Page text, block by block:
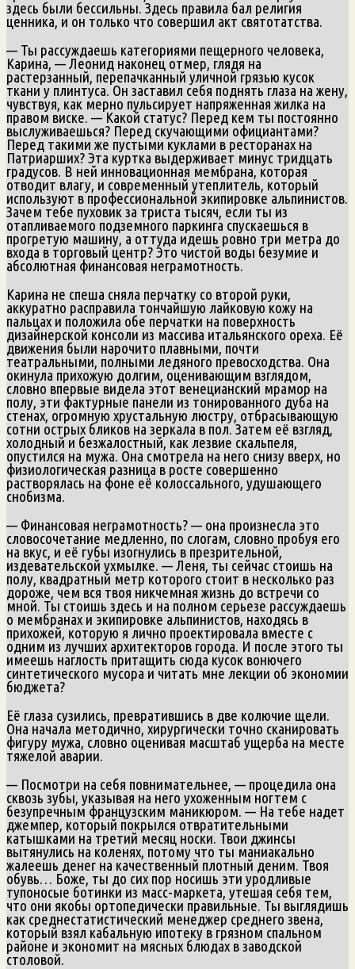
здесь были бессильны. Здесь правила бал религия
ценника, и он только что совершил акт святотатства.
— Ты рассуждаешь категориями пещерного человека,
Карина, — Леонид наконец отмер, глядя на
растерзанный, перепачканный уличной грязью кусок
ткани у плинтуса. Он заставил себя поднять глаза на жену,
чувствуя, как мерно пульсирует напряженная жилка на
правом виске. — Какой статус? Перед кем ты постоянно
выслуживаешься? Перед скучающими официантами?
Перед такими же пустыми куклами в ресторанах на
Патриарших? Эта куртка выдерживает минус тридцать
градусов. В ней инновационная мембрана, которая
отводит влагу, и современный утеплитель, который
используют в профессиональной экипировке альпинистов.
Зачем тебе пуховик за триста тысяч, если ты из
отапливаемого подземного паркинга спускаешься в
прогретую машину, а оттуда идешь ровно три метра до
входа в торговый центр? Это чистой воды безумие и
абсолютная финансовая неграмотность.
Карина не спеша сняла перчатку со второй руки,
аккуратно расправила тончайшую лайковую кожу на
пальцах и положила обе перчатки на поверхность
дизайнерской консоли из массива итальянского ореха. Её
движения были нарочито плавными, почти
театральными, полными ледяного превосходства. Она
окинула прихожую долгим, оценивающим взглядом,
словно впервые видела этот венецианский мрамор на
полу, эти фактурные панели из тонированного дуба на
стенах, огромную хрустальную люстру, отбрасывающую
сотни острых бликов на зеркала в пол. Затем её взгляд,
холодный и безжалостный, как лезвие скальпеля,
опустился на мужа. Она смотрела на него снизу вверх, но
физиологическая разница в росте совершенно
растворялась на фоне её колоссального, удушающего
снобизма.
— Финансовая неграмотность? — она произнесла это
словосочетание медленно, по слогам, словно пробуя его
на вкус, и её губы изогнулись в презрительной,
издевательской ухмылке. — Леня, ты сейчас стоишь на
полу, квадратный метр которого стоит в несколько раз
дороже, чем вся твоя никчемная жизнь до встречи со
мной. Ты стоишь здесь и на полном серьезе рассуждаешь
о мембранах и экипировке альпинистов, находясь в
прихожей, которую я лично проектировала вместе с
одним из лучших архитекторов города. И после этого ты
имеешь наглость притащить сюда кусок вонючего
синтетического мусора и читать мне лекции об экономии
бюджета?
Её глаза сузились, превратившись в две колючие щели.
Она начала методично, хирургически точно сканировать
фигуру мужа, словно оценивая масштаб ущерба на месте
тяжелой аварии.
— Посмотри на себя повнимательнее, — процедила она
сквозь зубы, указывая на него ухоженным ногтем с
безупречным французским маникюром. — На тебе надет
джемпер, который покрылся отвратительными
катышками на третий месяц носки. Твои джинсы
вытянулись на коленях, потому что ты маниакально
жалеешь денег на качественный плотный деним. Твоя
обувь… Боже, ты до сих пор носишь эти уродливые
тупоносые ботинки из масс-маркета, утешая себя тем,
что они якобы ортопедически правильные. Ты выглядишь
как среднестатистический менеджер среднего звена,
который взял кабальную ипотеку в грязном спальном
районе и экономит на мясных блюдах в заводской
столовой.